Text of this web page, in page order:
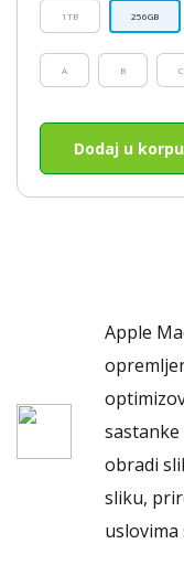
1TB 256GB
A B C
Dodaj u korpu
Apple
sastanke
obradi
sliku,
uslovima